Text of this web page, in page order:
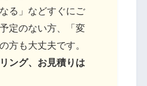
る」などすぐにご
定のない方、「変
方も大丈夫です。
ング、お見積りは